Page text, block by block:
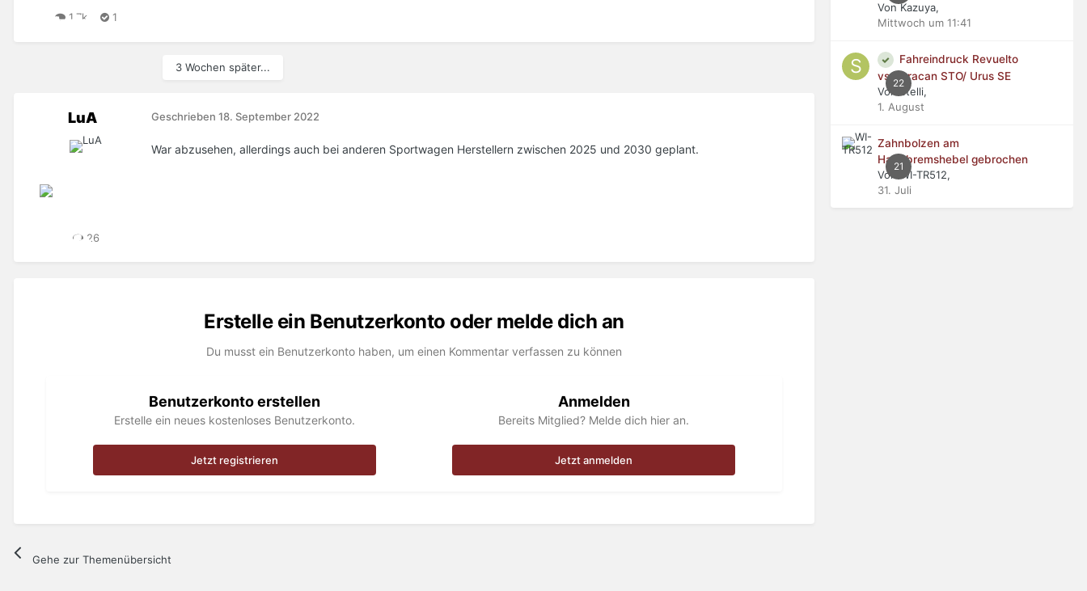
1,7k 1
3 Wochen später...
LuA
26
Geschrieben 18. September 2022
War abzusehen, allerdings auch bei anderen Sportwagen Herstellern zwischen 2025 und 2030 geplant.
Erstelle ein Benutzerkonto oder melde dich an
Du musst ein Benutzerkonto haben, um einen Kommentar verfassen zu können
Benutzerkonto erstellen
Erstelle ein neues kostenloses Benutzerkonto.
Jetzt registrieren
Anmelden
Bereits Mitglied? Melde dich hier an.
Jetzt anmelden
Gehe zur Themenübersicht
Von Kazuya,
Mittwoch um 11:41
22
Fahreindruck Revuelto
vs Huracan STO/ Urus SE
Von stelli,
1. August
21
Zahnbolzen am
Handbremshebel gebrochen
Von WI-TR512,
31. Juli